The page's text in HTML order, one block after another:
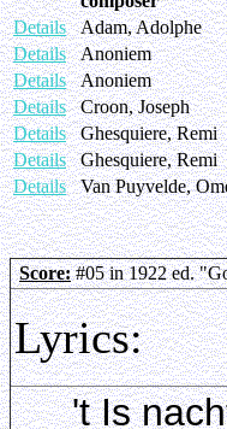
Details
Adam, Adolphe
Details
Anoniem
Details
Anoniem
Details
Croon, Joseph
Details
Ghesquiere, Remi
Details
Ghesquiere, Remi
Details
Van Puyvelde,
Score:#05 in 1922 ed.
Lyrics:
't Is